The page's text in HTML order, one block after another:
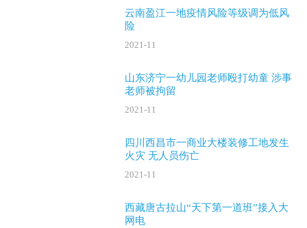
云南盈江一地疫情风险等级调为低风
险
2021-11
山东济宁一幼儿园老师殴打幼童 涉事
老师被拘留
2021-11
四川西昌市一商业大楼装修工地发生
火灾 无人员伤亡
2021-11
西藏唐古拉山“天下第一道班”接入大
网电